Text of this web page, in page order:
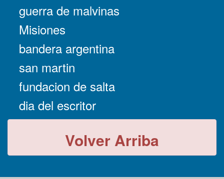
guerra de malvinas
Misiones
bandera argentina
san martin
fundacion de salta
dia del escritor
Volver Arriba